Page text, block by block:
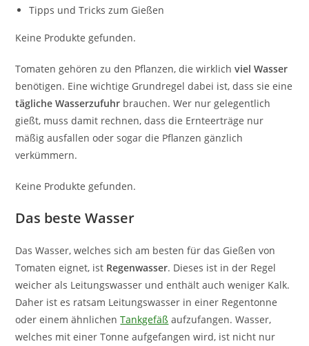
Tipps und Tricks zum Gießen
Keine Produkte gefunden.
Tomaten gehören zu den Pflanzen, die wirklichviel Wasser
benötigen. Eine wichtige Grundregel dabei ist, dass sie eine
tägliche Wasserzufuhr brauchen. Wer nur gelegentlich
gießt, muss damit rechnen, dass die Ernteerträge nur
mäßig ausfallen oder sogar die Pflanzen gänzlich
verkümmern.
Keine Produkte gefunden.
Das beste Wasser
Das Wasser, welches sich am besten für das Gießen von
Tomaten eignet, ist Regenwasser. Dieses ist in der Regel
weicher als Leitungswasser und enthält auch weniger Kalk.
Daher ist es ratsam Leitungswasser in einer Regentonne
oder einem ähnlichenTankgefäß aufzufangen. Wasser,
welches mit einer Tonne aufgefangen wird, ist nicht nur